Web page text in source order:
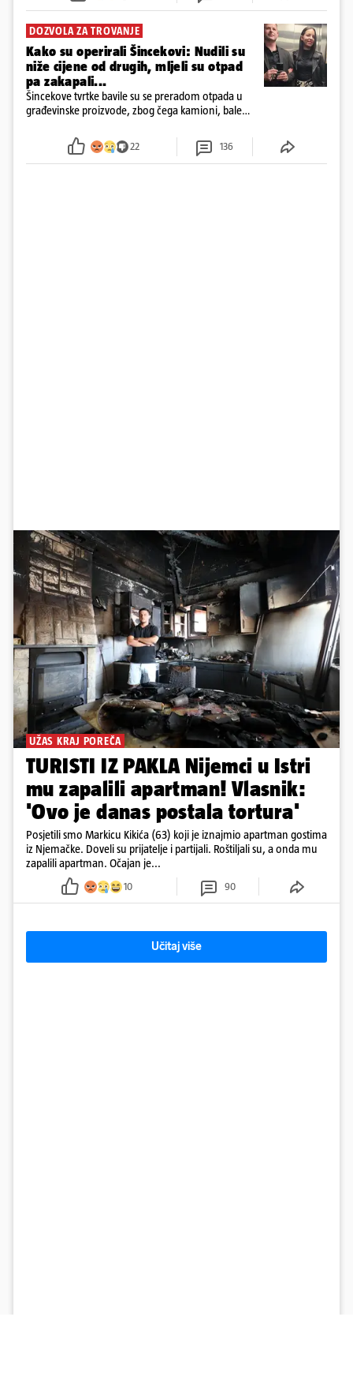
DOZVOLA ZA TROVANJE
Kako su operirali Šincekovi: Nudili su
niže cijene od drugih, mljeli su otpad
pa zakapali...
Šincekove tvrtke bavile su se preradom otpada u
građevinske proizvode, zbog čega kamioni, bale
22 136
UŽAS KRAJ POREČA
TURISTI IZ PAKLA Nijemci u Istri
mu zapalili apartman! Vlasnik:
'Ovo je danas postala tortura'
Posjetili smo Markicu Kikića (63) koji je iznajmio apartman gostima
iz Njemačke. Doveli su prijatelje i partijali. Roštiljali su, a onda mu
zapalili apartman. Očajan je...
10 90
Učitaj više